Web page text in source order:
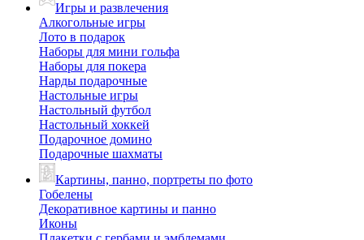
Игры и развлечения
Алкогольные игры
Лото в подарок
Наборы для мини гольфа
Наборы для покера
Нарды подарочные
Настольные игры
Настольный футбол
Настольный хоккей
Подарочное домино
Подарочные шахматы
Картины, панно, портреты по фото
Гобелены
Декоративное картины и панно
Иконы